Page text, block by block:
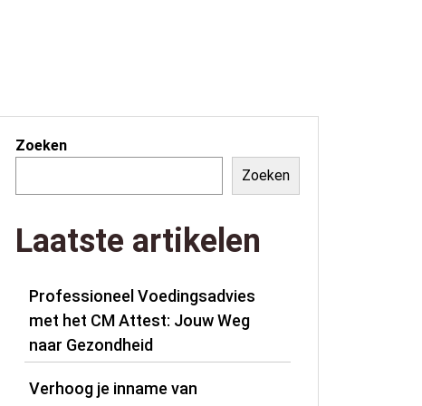
Zoeken
Zoeken
Laatste artikelen
Professioneel Voedingsadvies
met het CM Attest: Jouw Weg
naar Gezondheid
Verhoog je inname van